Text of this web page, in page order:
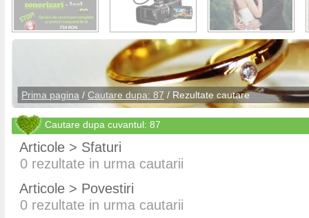
Prima pagina / Cautare dupa: 87 / Rezultate cautare
Cautare dupa cuvantul: 87
Articole > Sfaturi
0 rezultate in urma cautarii
Articole > Povestiri
0 rezultate in urma cautarii